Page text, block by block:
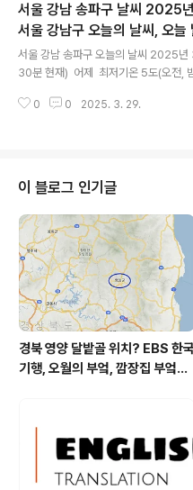
18시 하루 중 최고기온입니다 * 눈비
지에서 시간별 기상 상태 참조 대
은 어제 초미세먼지 좋음 = 4 ㎍/m³ 미
8 ㎍/m³ 황사는 보통 = 3 ㎍/m³ 자외
오늘 초미세먼지 좋음 = 4 ㎍/m³ 미세
㎍/m³ 황사는 보통 = 1..
서울 강남 송파구 날씨 2025
서울 강남구 오늘의 날씨, 오
329, 초미세먼지, 미세먼지,
서울 강남 송파구 오늘의 날씨 2025
30분 현재) 어제 최저기온 5도(오전,
(오후) 어제보다 3도 낮은 최저기온이
확률은 위 이미지에서 시간별 기상
상황 공기질은어제초미세먼지 좋음 =
는 좋음 = 30 ㎍/m³ 황사는 보통 =
(오후) = 보통 오늘 초미세먼지 좋음 =
는 좋음 = 27 ㎍/m³ 황사는 보..
0 0 2025. 3. 29.
이 블로그 인기글
경북 영양 달밭골 위치? EBS 한
기행, 오월의 부엌, 깜장집 부엌은
한 곳, 영양읍 상원리. KBS 인간극
장 임분노미 할머니